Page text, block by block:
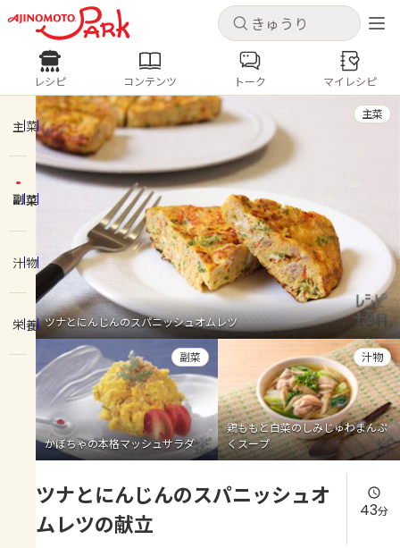
キャンセル
ログインするとレシピを保存できます
ログイン 新規登録
ホーム
コンテンツ
レシピ
トーク
よくあるお問い合わせ
お買い物
AJINOMOTO PARK とは
キャンセル
レシピ コンテンツ
人気の食材・レシピ
きゅうり なす トマト
とうもろこし
ピーマン
みょうが ゴーヤ
レシピ コンテンツ トーク マイレシピ
主菜
副菜
汁物
栄養 ツナとにんじんのスパニッシュオムレツ
主菜
かぼちゃの本格マッシュサラダ
副菜
鶏ももと白菜のしみじゅわまんぷ
くスープ
汁物
ツナとにんじんのスパニッシュオ
ムレツの献立
43分